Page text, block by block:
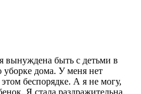
вынуждена быть с детьми в
уборке дома. У меня нет
беспорядке. А я не могу,
Я стала раздражительна,